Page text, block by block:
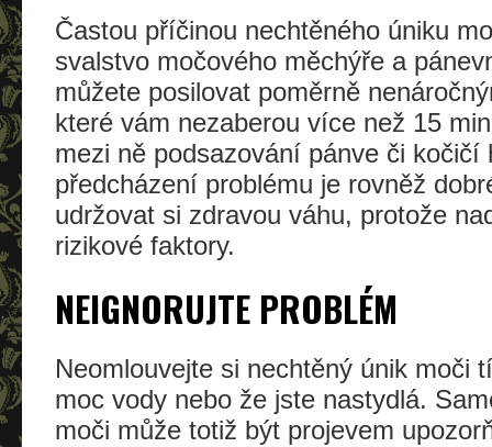
Častou příčinou nechtěného úniku
svalstvo močového měchýře a
můžete posilovat poměrně
které vám nezaberou více než 15
mezi ně podsazování pánve či kočičí
předcházení problému je rovněž
udržovat si zdravou váhu, protože
rizikové faktory.
NEIGNORUJTE PROBLÉM
Neomlouvejte si nechtěný únik moči
moc vody nebo že jste nastydlá.
moči může totiž být projevem